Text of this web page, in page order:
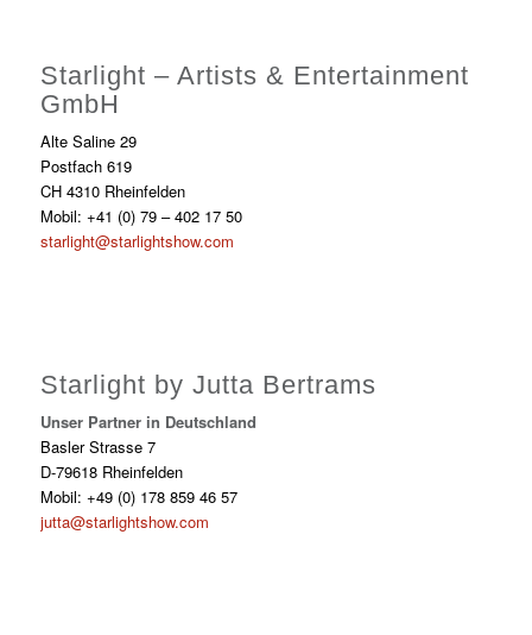
Starlight – Artists & Entertainment
GmbH
Alte Saline 29
Postfach 619
CH 4310 Rheinfelden
Mobil: +41 (0) 79 – 402 17 50
starlight@starlightshow.com
Starlight by Jutta Bertrams
Unser Partner in Deutschland
Basler Strasse 7
D-79618 Rheinfelden
Mobil: +49 (0) 178 859 46 57
jutta@starlightshow.com